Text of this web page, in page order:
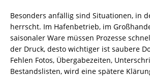
Besonders anfällig sind Situationen, in
herrscht. Im Hafenbetrieb, im
saisonaler Ware müssen Prozesse
der Druck, desto wichtiger ist saubere
Fehlen Fotos, Übergabezeiten,
Bestandslisten, wird eine spätere